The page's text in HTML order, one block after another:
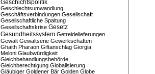
Geschichtspolitik
Geschlechtsumwandlung
Geschäftsverbindungen Gesellschaft
Gesellschaftliche Spaltung
Gesellschaftskrise Gesetz
Gesundheitssystem Getreidelieferungen
Gewalt Gewaltserie Gewerkschaften
Ghaith Pharaon Giftanschlag Giorgia
Meloni Glaubwürdigkeit
Gleichbehandlungsbehörde
Gleichberechtigung Globalisierung
Gläubiger Goldener Bär Golden Globe